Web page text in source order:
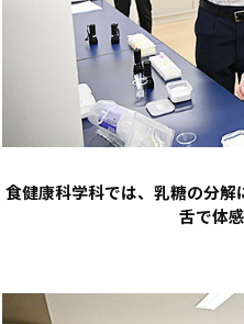
食健康科学科では、乳糖の分
舌で体